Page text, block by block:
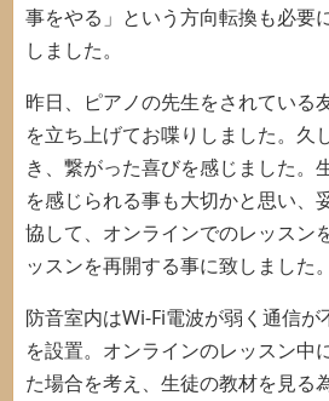
事をやる」という方向転換も必要
しました。
昨日、ピアノの先生をされている
を立ち上げてお喋りしました。久
き、繋がった喜びを感じました。
を感じられる事も大切かと思い、
協して、オンラインでのレッスン
ッスンを再開する事に致しました。
防音室内はWi-Fi電波が弱く通信
を設置。オンラインのレッスン中
た場合を考え、生徒の教材を見る